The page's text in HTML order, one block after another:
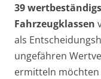
39
Fahrzeugklassen
als
ungefähren
ermitteln